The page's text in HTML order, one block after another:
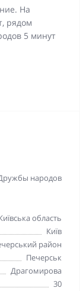
На
рядом
5 минут
народов
область
Київ
район
Печерськ
Драгомирова
30